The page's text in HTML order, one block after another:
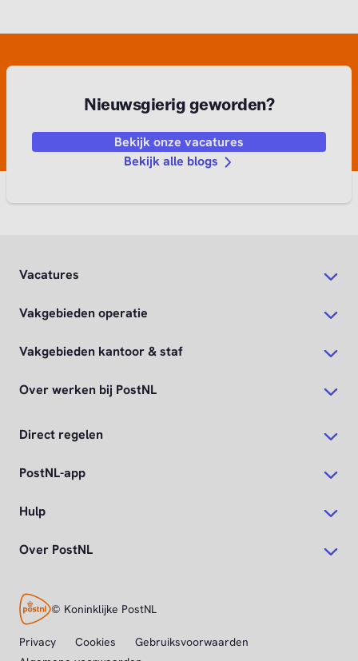
Nieuwsgierig geworden?
Bekijk onze vacatures
Bekijk alle blogs
Vacatures
Vakgebieden operatie
Vakgebieden kantoor & staf
Over werken bij PostNL
Direct regelen
PostNL-app
Hulp
Over PostNL
© Koninklijke PostNL
Privacy Cookies
Gebruiksvoorwaarden